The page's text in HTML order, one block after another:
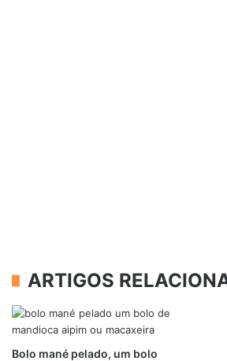
ARTIGOS
Bolo mané pelado, um bolo